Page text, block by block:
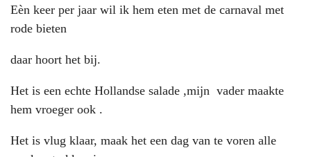
Eèn keer per jaar wil ik hem eten met de carnaval met
rode bieten
daar hoort het bij.
Het is een echte Hollandse salade ,mijn vader maakte
hem vroeger ook .
Het is vlug klaar, maak het een dag van te voren alle